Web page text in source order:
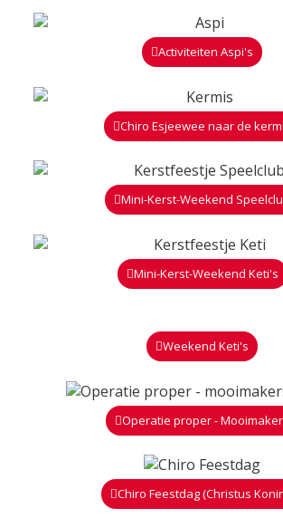
Activiteiten Aspi's
Chiro Esjeewee naar de
Mini-Kerst-Weekend
Mini-Kerst-Weekend Keti's
Weekend Keti's
Operatie proper -
Chiro Feestdag (Christus